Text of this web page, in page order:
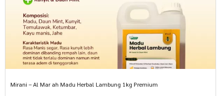
Mirani – Al Mar ah Madu Herbal Lambung 1kg Premium